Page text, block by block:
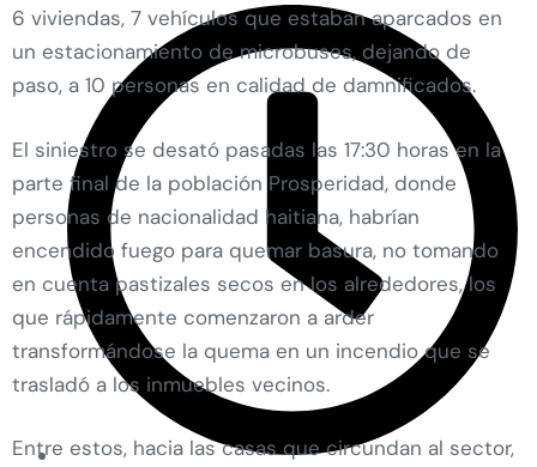
6 viviendas, 7 vehículos que estaban aparcados en
un estacionamiento de microbuses, dejando de
paso, a 10 personas en calidad de damnificados.
El siniestro se desató pasadas las 17:30 horas en la
parte final de la población Prosperidad, donde
personas de nacionalidad haitiana, habrían
encendido fuego para quemar basura, no tomando
en cuenta pastizales secos en los alrededores, los
que rápidamente comenzaron a arder
transformándose la quema en un incendio que se
trasladó a los inmuebles vecinos.
Entre estos, hacia las casas que circundan al sector,